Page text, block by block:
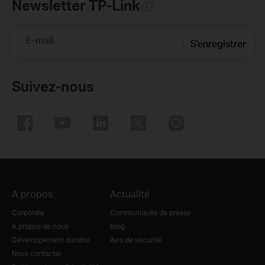
Newsletter TP-Link
E-mail S'enregistrer
Suivez-nous
A propos
Corporate
A propos de nous
Développement durable
Nous contacter
Actualité
Communiqués de presse
Blog
Avis de sécurité